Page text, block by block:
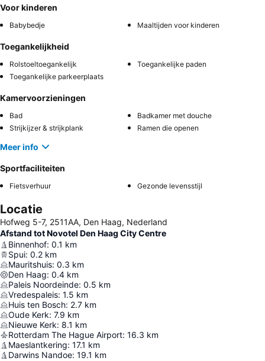
Voor kinderen
Babybedje Maaltijden voor kinderen
Toegankelijkheid
Rolstoeltoegankelijk
Toegankelijke paden
Toegankelijke parkeerplaats
Kamervoorzieningen
Bad
Badkamer met douche
Strijkijzer & strijkplank
Ramen die openen
Meer info
Sportfaciliteiten
Fietsverhuur Gezonde levensstijl
Locatie
Hofweg 5-7, 2511AA, Den Haag, Nederland
Afstand tot Novotel Den Haag City Centre
Binnenhof: 0.1 km
Spui: 0.2 km
Mauritshuis: 0.3 km
Den Haag: 0.4 km
Paleis Noordeinde: 0.5 km
Vredespaleis: 1.5 km
Huis ten Bosch: 2.7 km
Oude Kerk: 7.9 km
Nieuwe Kerk: 8.1 km
Rotterdam The Hague Airport: 16.3 km
Maeslantkering: 17.1 km
Darwins Nandoe: 19.1 km